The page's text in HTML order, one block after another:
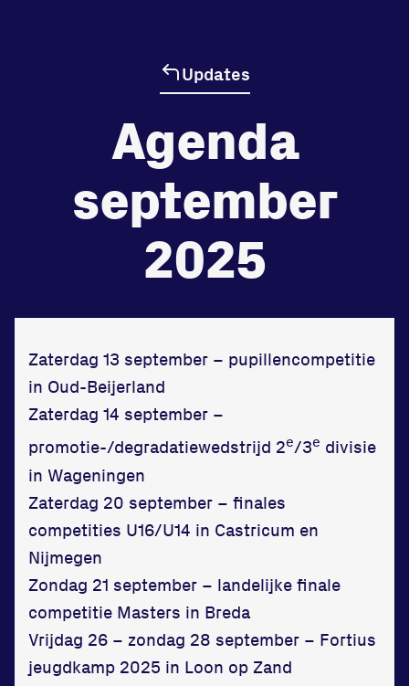
Beheersde
tegenstander
Worstelen
Prestaties op afstanden
zet je samen
Running
Zet een personal record
in onze gym
Fitness
Updates
Agenda
september
2025
Zaterdag 13 september – pupillencompetitie
in Oud-Beijerland
Zaterdag 14 september –
promotie-/degradatiewedstrijd 2e/3e divisie
in Wageningen
Zaterdag 20 september – finales
competities U16/U14 in Castricum en
Nijmegen
Zondag 21 september – landelijke finale
competitie Masters in Breda
Vrijdag 26 – zondag 28 september – Fortius
jeugdkamp 2025 in Loon op Zand